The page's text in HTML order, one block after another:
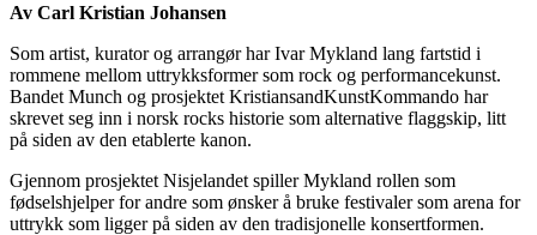
Av Carl Kristian Johansen
Som artist, kurator og arrangør har Ivar Mykland lang fartstid i
rommene mellom uttrykksformer som rock og performancekunst.
Bandet Munch og prosjektet KristiansandKunstKommando har
skrevet seg inn i norsk rocks historie som alternative flaggskip, litt
på siden av den etablerte kanon.
Gjennom prosjektet Nisjelandet spiller Mykland rollen som
fødselshjelper for andre som ønsker å bruke festivaler som arena for
uttrykk som ligger på siden av den tradisjonelle konsertformen.